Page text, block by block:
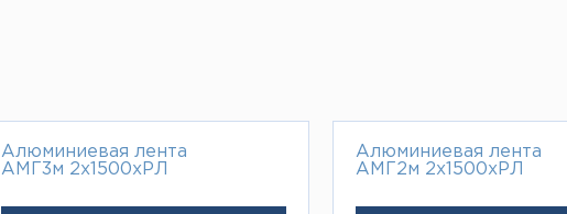
Алюминиевая лента
АМГ3м 2х1500хРЛ
Алюминиевая лента
АМГ2м 2х1500хРЛ